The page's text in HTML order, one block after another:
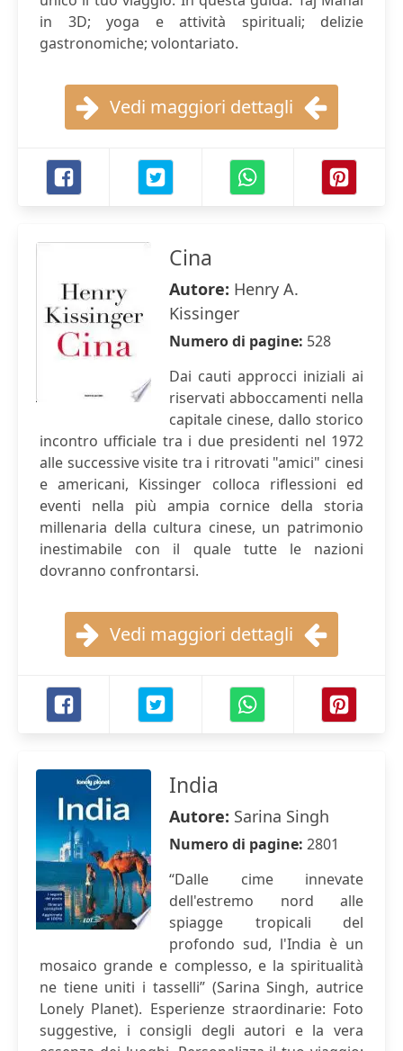
in 3D; yoga e attività spirituali; delizie
gastronomiche; volontariato.
Vedi maggiori dettagli
Cina
Autore: Henry A.
Kissinger
Numero di pagine: 528
Dai cauti approcci iniziali ai
riservati abboccamenti nella
capitale cinese, dallo storico
incontro ufficiale tra i due presidenti nel 1972
alle successive visite tra i ritrovati "amici" cinesi
e americani, Kissinger colloca riflessioni ed
eventi nella più ampia cornice della storia
millenaria della cultura cinese, un patrimonio
inestimabile con il quale tutte le nazioni
dovranno confrontarsi.
Vedi maggiori dettagli
India
Autore: Sarina Singh
Numero di pagine: 2801
“Dalle cime innevate
dell'estremo nord alle
spiagge tropicali del
profondo sud, l'India è un
mosaico grande e complesso, e la spiritualità
ne tiene uniti i tasselli” (Sarina Singh, autrice
Lonely Planet). Esperienze straordinarie: Foto
suggestive, i consigli degli autori e la vera